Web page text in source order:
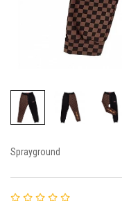
Sprayground